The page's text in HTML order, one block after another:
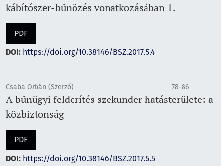
kábítószer-bűnözés vonatkozásában 1.
PDF
DOI: https://doi.org/10.38146/BSZ.2017.5.4
Csaba Orbán (Szerző) 78-86
A bűnügyi felderítés szekunder hatásterülete: a
közbiztonság
PDF
DOI: https://doi.org/10.38146/BSZ.2017.5.5